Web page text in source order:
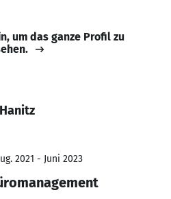
um das ganze Profil zu
2021 - Juni 2023